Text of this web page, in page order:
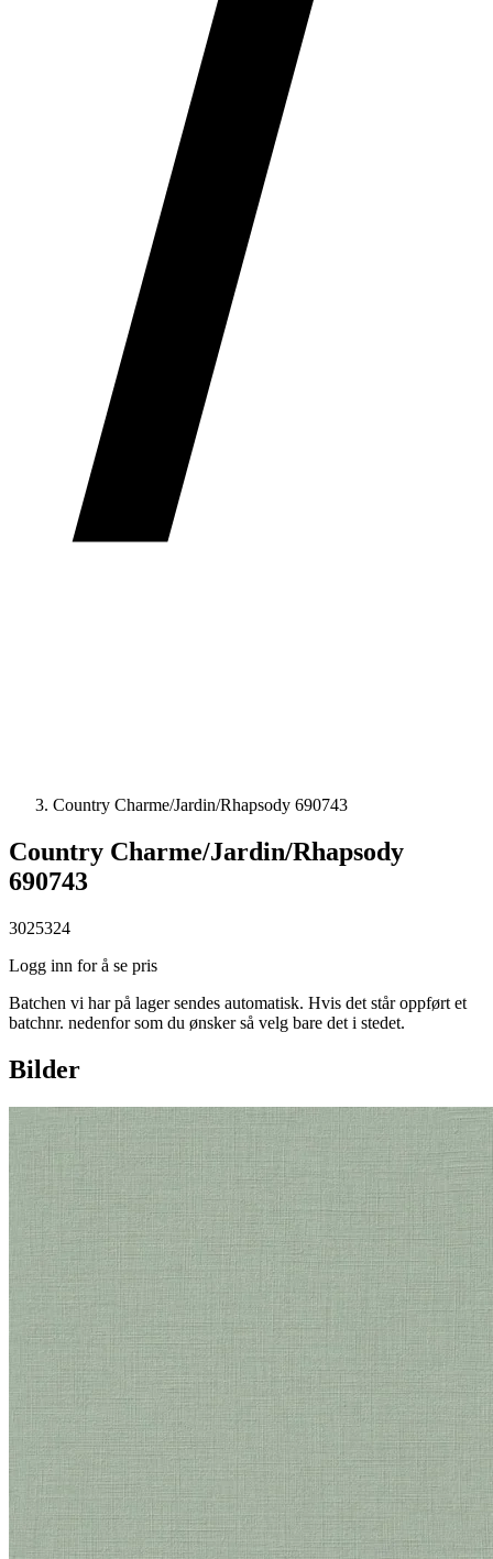
Country Charme/Jardin/Rhapsody 690743
Country Charme/Jardin/Rhapsody
690743
3025324
Logg inn for å se pris
Batchen vi har på lager sendes automatisk. Hvis det står oppført et
batchnr. nedenfor som du ønsker så velg bare det i stedet.
Bilder